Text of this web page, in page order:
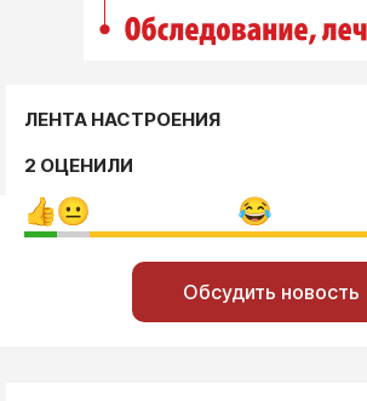
ЛЕНТА НАСТРОЕНИЯ
2 ОЦЕНИЛИ
Обсудить новость